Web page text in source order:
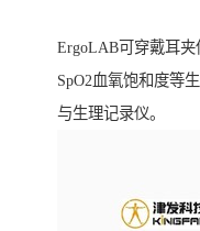
ErgoLAB可穿戴耳夹
SpO2血氧饱和度等
与生理记录仪。